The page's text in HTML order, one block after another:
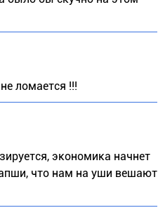
ломается !!!
экономика начнет
что нам на уши вешают